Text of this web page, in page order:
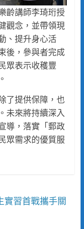
齡講師李琦珩授
觀念，並帶領現
、提升身心活
後，參與者完成
眾表示收穫豐
了提供保障，也
未來將持續深入
導，落實「郵政
眾需求的優質服
習首戰攜手關